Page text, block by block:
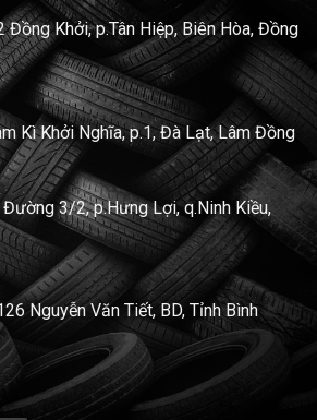
Đồng Khởi, p.Tân Hiệp, Biên Hòa, Đồng
Kì Khởi Nghĩa, p.1, Đà Lạt, Lâm Đồng
3/2, p.Hưng Lợi, q.Ninh Kiều,
Nguyễn Văn Tiết, BD, Tỉnh Bình